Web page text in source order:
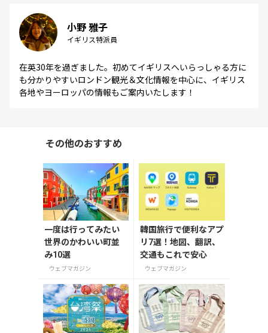
小野 雅子
イギリス特派員
在英30年を過ぎました。初めてイギリスへいらっしゃる方に
も分かりやすいロンドン観光＆文化情報を中心に、イギリス
各地やヨーロッパの情報もご案内いたします！
その他のおすすめ
一度は行ってみたい
世界のかわいい町並
み10選
ウェブマガジン
韓国旅行で便利なアプ
リ7選！地図、翻訳、
交通もこれで安心
ウェブマガジン